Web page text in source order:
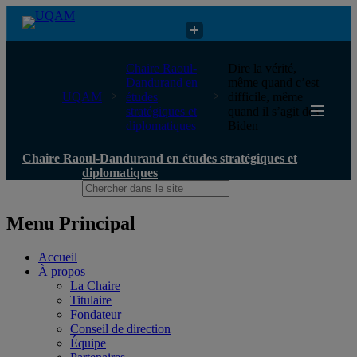
Chaire Raoul-Dandurand en études stratégiques et diplomatiques
UQAM
Chaire Raoul-
Dandurand en
études
stratégiques et
diplomatiques
Dire la vérité,
même quand c’est
difficile, même
quand il s’agit des
Biden
Chaire Raoul-Dandurand en études stratégiques et
diplomatiques
Menu Principal
Accueil
À propos
La Chaire
Titulaire
Fondateur
Conseil de direction
Équipe